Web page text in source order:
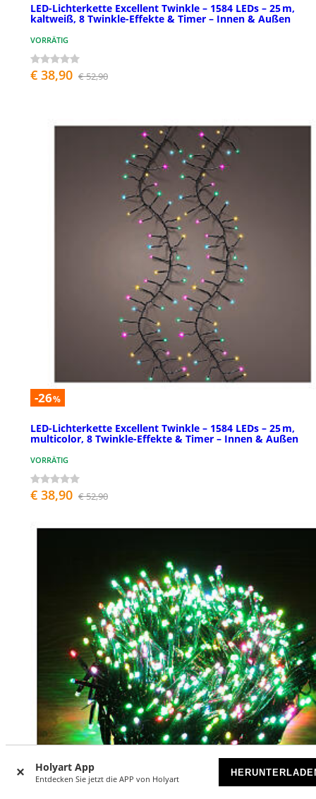
Holyart App
Entdecken Sie jetzt die APP von Holyart
LED-Lichterkette Excellent Twinkle – 1584 LEDs – 25 m,
kaltweiß, 8 Twinkle-Effekte & Timer – Innen & Außen
VORRÄTIG
€ 38,90 € 52,90
-26%
LED-Lichterkette Excellent Twinkle – 1584 LEDs – 25 m,
multicolor, 8 Twinkle-Effekte & Timer – Innen & Außen
VORRÄTIG
€ 38,90 € 52,90